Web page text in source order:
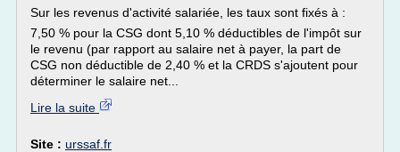
Sur les revenus d'activité salariée, les taux sont fixés à :
7,50 % pour la CSG dont 5,10 % déductibles de l'impôt sur
le revenu (par rapport au salaire net à payer, la part de
CSG non déductible de 2,40 % et la CRDS s'ajoutent pour
déterminer le salaire net...
Lire la suite
Site : urssaf.fr